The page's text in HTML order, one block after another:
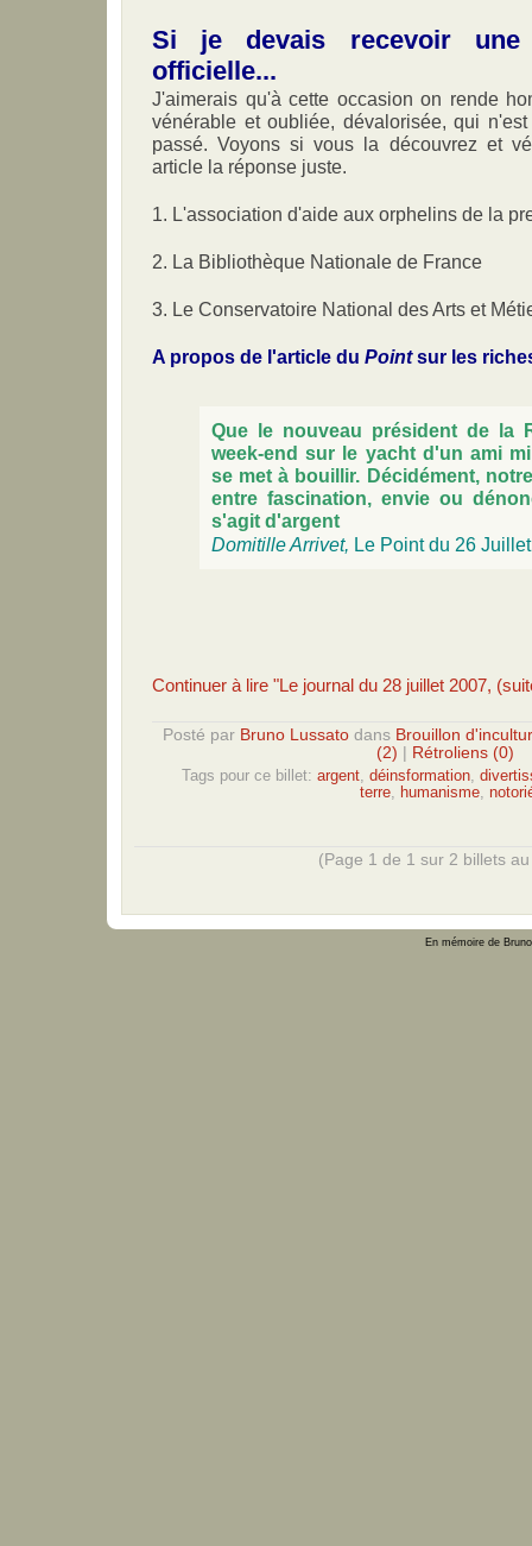
Si je devais recevoir une
officielle...
J'aimerais qu'à cette occasion on rende
vénérable et oubliée, dévalorisée, qui
passé. Voyons si vous la découvrez et
article la réponse juste.
1. L'association d'aide aux orphelins de la
2. La Bibliothèque Nationale de France
3. Le Conservatoire National des Arts et
A propos de l'article du Pointsur les
Que le nouveau président de la
week-end sur le yacht d'un ami
se met à bouillir. Décidément,
entre fascination, envie ou
s'agit d'argent
Domitille Arrivet, Le Point du 26
Continuer à lire "Le journal du 28 juillet 2007,
Posté par Bruno Lussatodans Brouillon
(2)
Rétroliens (0)
Tags pour ce billet: argent déinsformation
terre
humanisme
(Page 1 de 1 sur 2 billets
En mémoire de